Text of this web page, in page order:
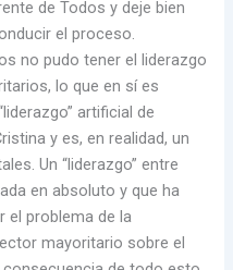
de Todos y deje bien
el proceso.
no pudo tener el liderazgo
lo que en sí es
artificial de
y es, en realidad, un
Un “liderazgo” entre
en absoluto y que ha
el problema de la
mayoritario sobre el